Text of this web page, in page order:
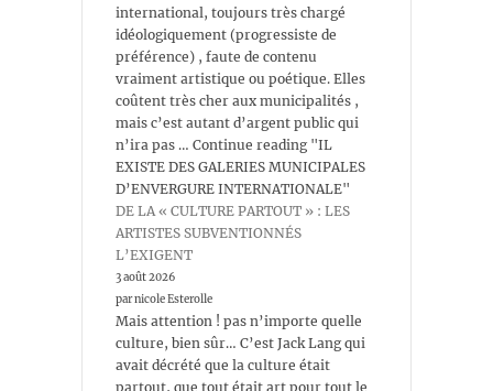
international, toujours très chargé
idéologiquement (progressiste de
préférence) , faute de contenu
vraiment artistique ou poétique. Elles
coûtent très cher aux municipalités ,
mais c’est autant d’argent public qui
n’ira pas … Continue reading "IL
EXISTE DES GALERIES MUNICIPALES
D’ENVERGURE INTERNATIONALE"
DE LA « CULTURE PARTOUT » : LES
ARTISTES SUBVENTIONNÉS
L’EXIGENT
3 août 2026
par nicole Esterolle
Mais attention ! pas n’importe quelle
culture, bien sûr… C’est Jack Lang qui
avait décrété que la culture était
partout, que tout était art pour tout le